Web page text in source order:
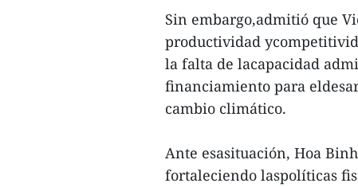
Sin embargo,admitió que
productividad
la falta de lacapacidad
financiamiento para
cambio climático.
Ante esasituación, Hoa
fortaleciendo laspolíticas